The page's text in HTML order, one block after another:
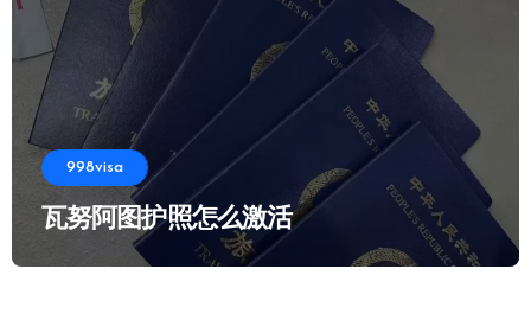
998visa
瓦努阿图护照怎么激活